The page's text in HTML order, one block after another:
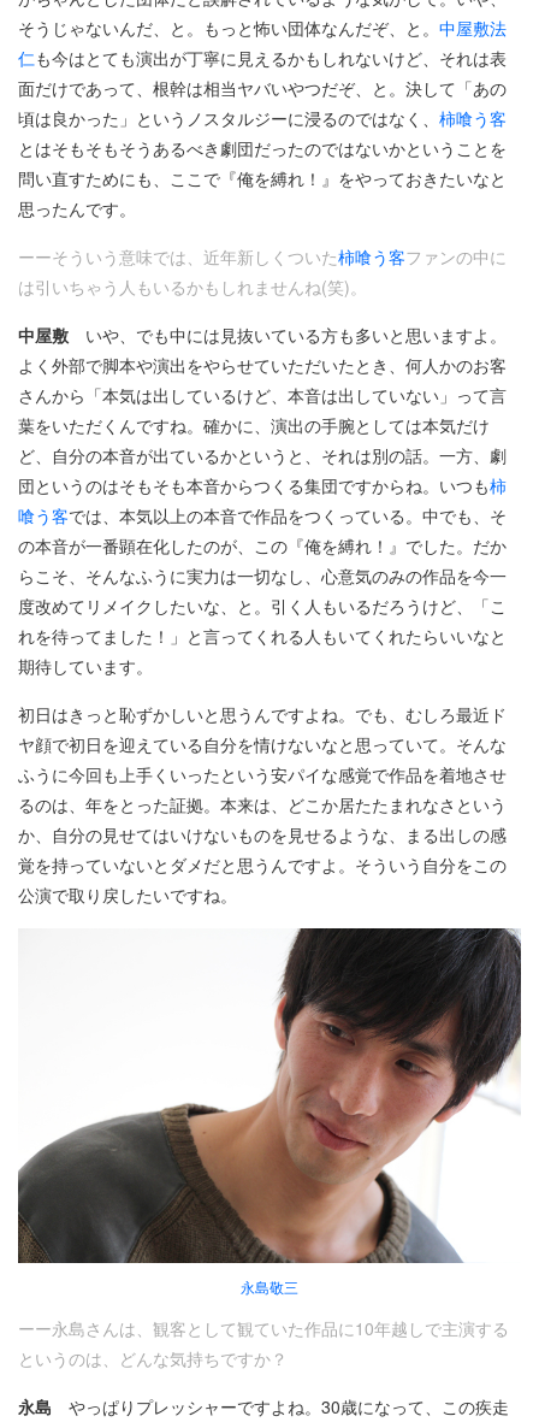
そうじゃないんだ、と。もっと怖い団体なんだぞ、と。 中屋敷法
仁も今はとても演出が丁寧に見えるかもしれないけど、それは表
面だけであって、根幹は相当ヤバいやつだぞ、と。決して「あの
頃は良かった」というノスタルジーに浸るのではなく、 柿喰う客
とはそもそもそうあるべき劇団だったのではないかということを
問い直すためにも、ここで『俺を縛れ！』をやっておきたいなと
思ったんです。
ーーそういう意味では、近年新しくついた柿喰う客ファンの中に
は引いちゃう人もいるかもしれませんね(笑)。
中屋敷 いや、でも中には見抜いている方も多いと思いますよ。
よく外部で脚本や演出をやらせていただいたとき、何人かのお客
さんから「本気は出しているけど、本音は出していない」って言
葉をいただくんですね。確かに、演出の手腕としては本気だけ
ど、自分の本音が出ているかというと、それは別の話。一方、劇
団というのはそもそも本音からつくる集団ですからね。いつも柿
喰う客では、本気以上の本音で作品をつくっている。中でも、そ
の本音が一番顕在化したのが、この『俺を縛れ！』でした。だか
らこそ、そんなふうに実力は一切なし、心意気のみの作品を今一
度改めてリメイクしたいな、と。引く人もいるだろうけど、「こ
れを待ってました！」と言ってくれる人もいてくれたらいいなと
期待しています。
初日はきっと恥ずかしいと思うんですよね。でも、むしろ最近ド
ヤ顔で初日を迎えている自分を情けないなと思っていて。そんな
ふうに今回も上手くいったという安パイな感覚で作品を着地させ
るのは、年をとった証拠。本来は、どこか居たたまれなさという
か、自分の見せてはいけないものを見せるような、まる出しの感
覚を持っていないとダメだと思うんですよ。そういう自分をこの
公演で取り戻したいですね。
永島敬三
ーー永島さんは、観客として観ていた作品に10年越しで主演する
というのは、どんな気持ちですか？
永島 やっぱりプレッシャーですよね。30歳になって、この疾走